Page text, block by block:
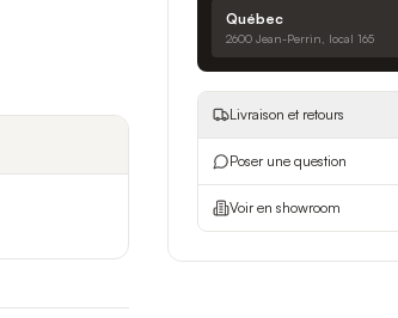
Québec
2600 Jean-Perrin, local 165
Livraison et retours
Poser une question
Voir en showroom